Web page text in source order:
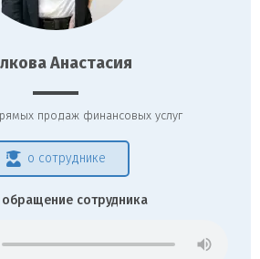
Анастасия
продаж финансовых услуг
о сотруднике
обращение сотрудника